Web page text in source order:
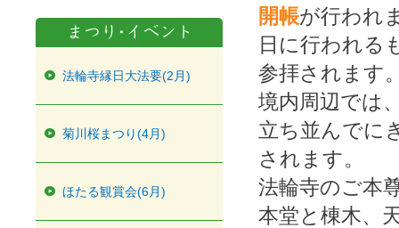
開帳が行われ
日に行われる
参拝されます
境内周辺では
立ち並んでに
されます。
法輪寺のご本
本堂と棟木、
法輪寺縁日大法要(2月)
菊川桜まつり(4月)
ほたる観賞会(6月)